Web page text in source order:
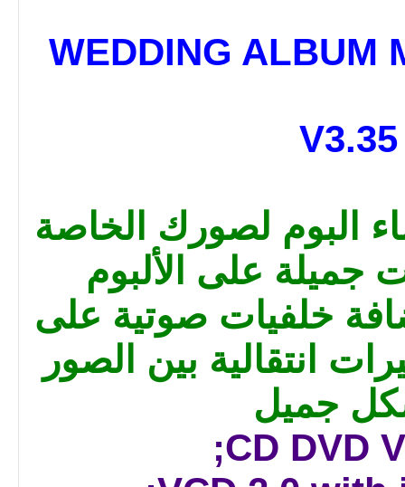
WEDDING ALBUM
V3.35
البوم لصورك الخاصة
جميلة على الألبوم
خلفيات صوتية على
انتقالية بين الصور
جميل
CD DVD